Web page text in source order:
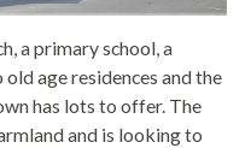
a primary school, a
age residences and the
has lots to offer. The
and is looking to